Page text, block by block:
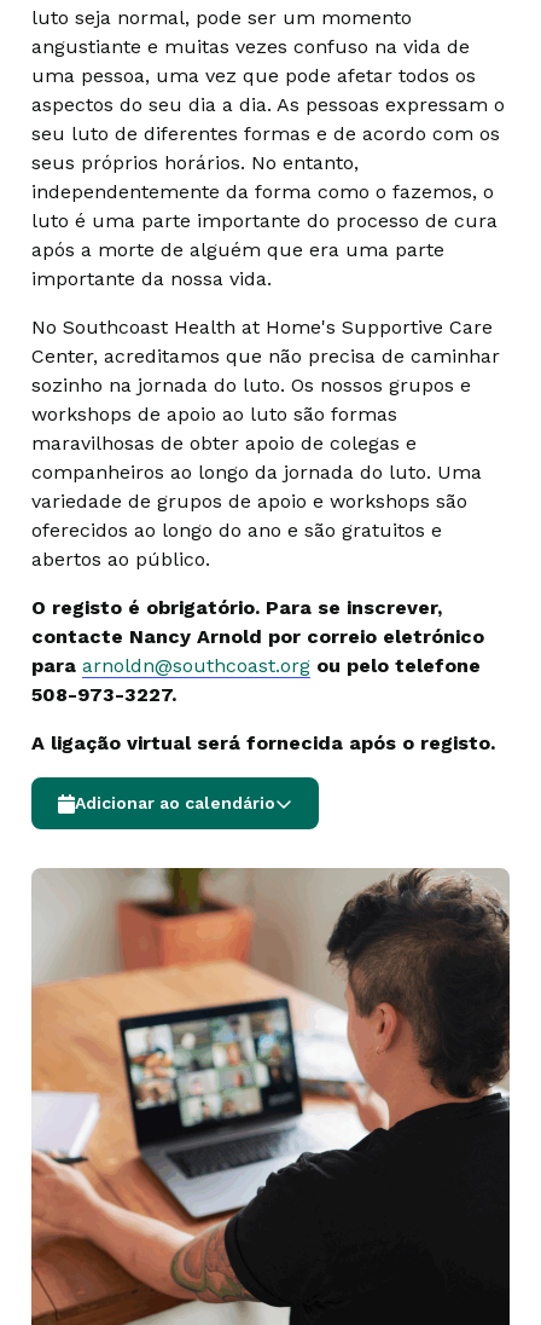
luto seja normal, pode ser um momento
angustiante e muitas vezes confuso na vida de
uma pessoa, uma vez que pode afetar todos os
aspectos do seu dia a dia. As pessoas expressam o
seu luto de diferentes formas e de acordo com os
seus próprios horários. No entanto,
independentemente da forma como o fazemos, o
luto é uma parte importante do processo de cura
após a morte de alguém que era uma parte
importante da nossa vida.
No Southcoast Health at Home's Supportive Care
Center, acreditamos que não precisa de caminhar
sozinho na jornada do luto. Os nossos grupos e
workshops de apoio ao luto são formas
maravilhosas de obter apoio de colegas e
companheiros ao longo da jornada do luto. Uma
variedade de grupos de apoio e workshops são
oferecidos ao longo do ano e são gratuitos e
abertos ao público.
O registo é obrigatório. Para se inscrever,
contacte Nancy Arnold por correio eletrónico
para arnoldn@southcoast.org ou pelo telefone
508-973-3227.
A ligação virtual será fornecida após o registo.
Adicionar ao calendário